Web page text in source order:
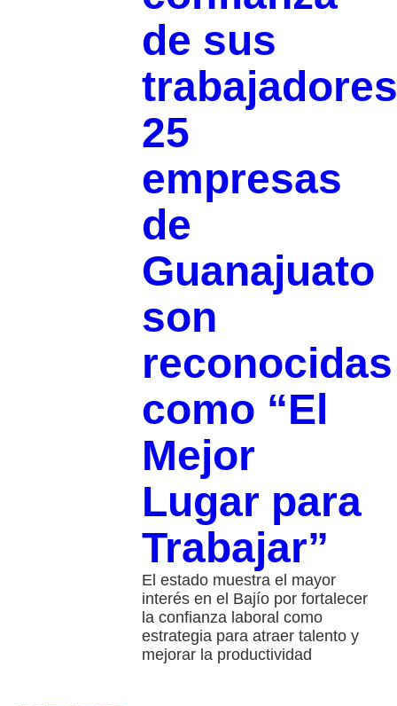
de sus
25
empresas
de
Guanajuato
son
reconocidas
como “El
Mejor
Lugar para
Trabajar”
El estado muestra el mayor
interés en el Bajío por fortalecer
la confianza laboral como
estrategia para atraer talento y
mejorar la productividad